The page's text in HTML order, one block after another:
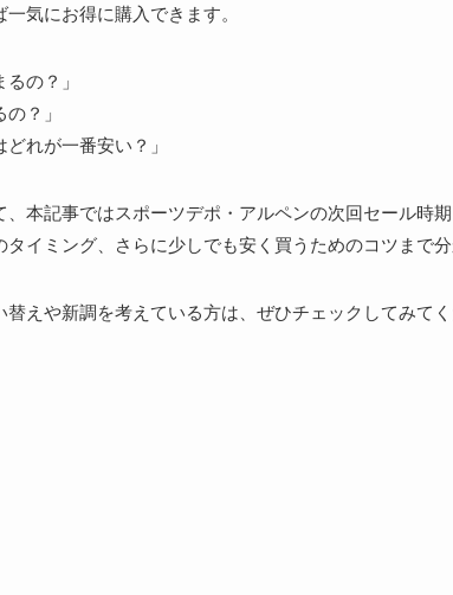
気にお得に購入できます。
の？」
？」
れが一番安い？」
、本記事ではスポーツデポ・アルペンの次回セール時
イミング、さらに少しでも安く買うためのコツまで分
えや新調を考えている方は、ぜひチェックしてみてく